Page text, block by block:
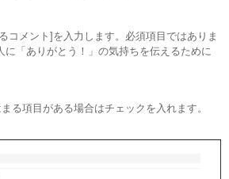
コメント]を入力します。必須項目ではありま
に「ありがとう！」の気持ちを伝えるために
る項目がある場合はチェックを入れます。